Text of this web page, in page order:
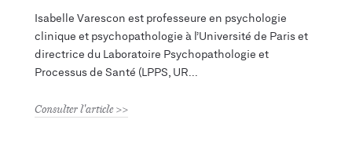
Isabelle Varescon est professeure en psychologie
clinique et psychopathologie à l’Université de Paris et
directrice du Laboratoire Psychopathologie et
Processus de Santé (LPPS, UR
Consulter l'article